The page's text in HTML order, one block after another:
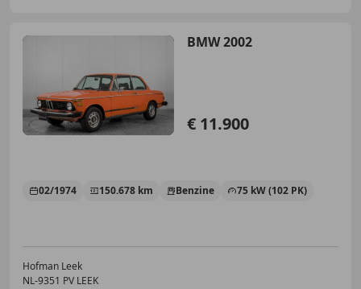
BMW 2002
€ 11.900
02/1974 150.678 km Benzine 75 kW (102 PK)
Hofman Leek
NL-9351 PV LEEK